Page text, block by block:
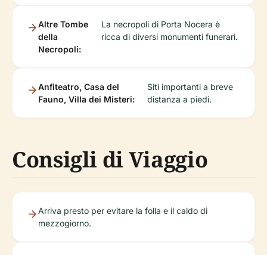
Altre Tombe
della
Necropoli:
La necropoli di Porta Nocera è
ricca di diversi monumenti funerari.
Anfiteatro, Casa del
Fauno, Villa dei Misteri:
Siti importanti a breve
distanza a piedi.
Consigli di Viaggio
Arriva presto per evitare la folla e il caldo di
mezzogiorno.